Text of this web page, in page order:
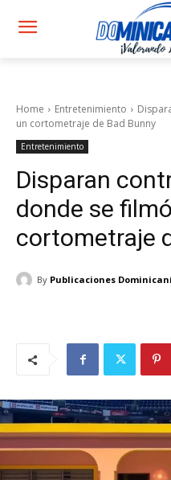
Home Entretenimiento
un cortometraje de Bad Bunny
Entretenimiento
Disparan
donde se
cortometraje
By Publicaciones